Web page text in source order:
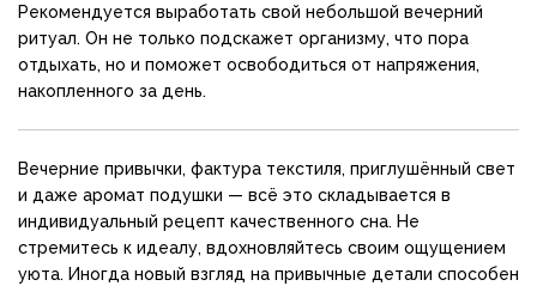
Рекомендуется выработать свой небольшой вечерний
ритуал. Он не только подскажет организму, что пора
отдыхать, но и поможет освободиться от напряжения,
накопленного за день.
Вечерние привычки, фактура текстиля, приглушённый свет
и даже аромат подушки — всё это складывается в
индивидуальный рецепт качественного сна. Не
стремитесь к идеалу, вдохновляйтесь своим ощущением
уюта. Иногда новый взгляд на привычные детали способен